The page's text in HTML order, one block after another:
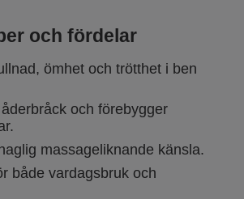
och fördelar
ömhet och trötthet i ben
och förebygger
massageliknande känsla.
både vardagsbruk och